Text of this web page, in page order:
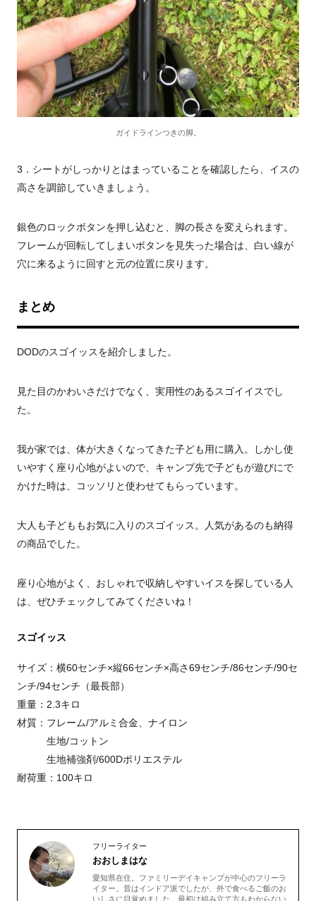
ガイドラインつきの脚。
3 ．シートがしっかりとはまっていることを確認したら、イスの
高さを調節していきましょう。
銀色のロックボタンを押し込むと、脚の長さを変えられます。
フレームが回転してしまいボタンを見失った場合は、白い線が
穴に来るように回すと元の位置に戻ります。
まとめ
DODのスゴイッスを紹介しました。
見た目のかわいさだけでなく、実用性のあるスゴイイスでし
た。
我が家では、体が大きくなってきた子ども用に購入。しかし使
いやすく座り心地がよいので、キャンプ先で子どもが遊びにで
かけた時は、コッソリと使わせてもらっています。
大人も子どももお気に入りのスゴイッス。人気があるのも納得
の商品でした。
座り心地がよく、おしゃれで収納しやすいイスを探している人
は、ぜひチェックしてみてくださいね！
スゴイッス
サイズ：横60センチ×縦66センチ×高さ69センチ/86センチ/90セ
ンチ/94センチ（最長部）
重量：2.3キロ
材質：フレーム/アルミ合金、ナイロン
生地/コットン
生地補強剤/600Dポリエステル
耐荷重：100キロ
フリーライター
おおしまはな
愛知県在住。ファミリーデイキャンプが中心のフリーラ
イター。昔はインドア派でしたが、外で食べるご飯のお
いしさに目覚めました。最初は組み立て方もわからない